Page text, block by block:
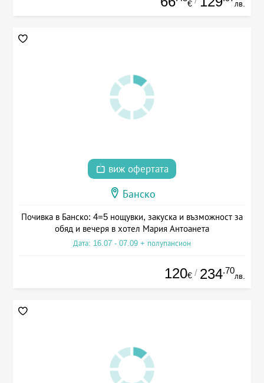
€ лв.
виж офертата
Банско
Почивка в Банско: 4=5 нощувки, закуска и възможност за
обяд и вечеря в хотел Мария Антоанета
Дата: 16.07 - 07.09 + полупансион
120€ / 234.70
лв.